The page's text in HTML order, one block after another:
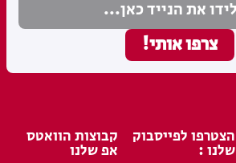
הצטרפו לפייסבוק
שלנו :
קבוצות הוואטס
אפ שלנו